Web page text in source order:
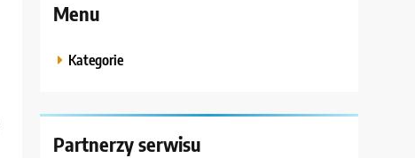
Menu
Kategorie
Partnerzy serwisu